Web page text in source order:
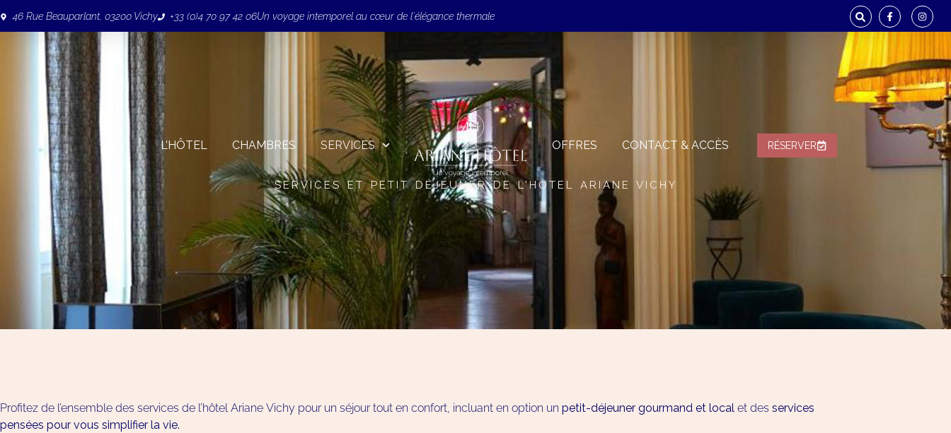
46 Rue Beauparlant, 03200 Vichy +33 (0)4 70 97 42 06Un voyage intemporel au cœur de l'élégance thermale
L’HÔTEL CHAMBRES SERVICES OFFRES CONTACT & ACCÈS RÉSERVER
SERVICES ET PETIT DÉJEUNER DE L'HÔTEL ARIANE VICHY
Profitez de l’ensemble des services de l’hôtel Ariane Vichy pour un séjour tout en confort, incluant en option un petit-déjeuner gourmand et local et des services
pensées pour vous simplifier la vie.